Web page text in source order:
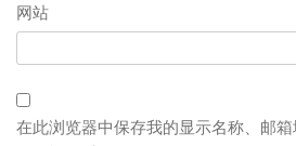
网站
在此浏览器中保存我的显示名称、邮